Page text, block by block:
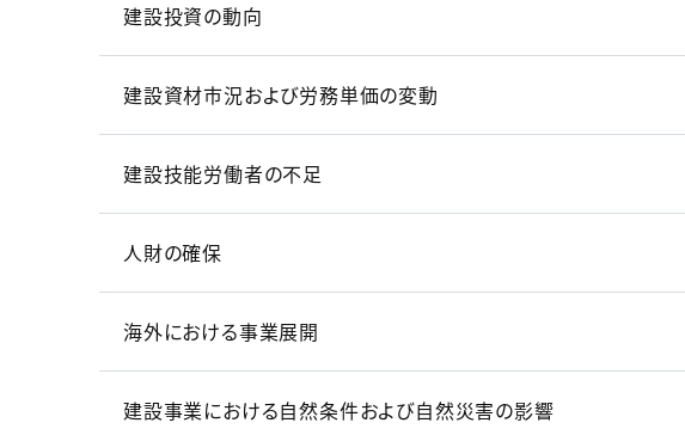
建設投資の動向
建設資材市況および労務単価の変動
建設技能労働者の不足
人財の確保
海外における事業展開
建設事業における自然条件および自然災害の影響